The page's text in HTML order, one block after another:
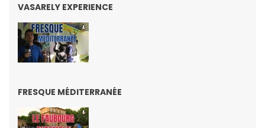
VASARELY EXPERIENCE
FRESQUE MÉDITERRANÉE